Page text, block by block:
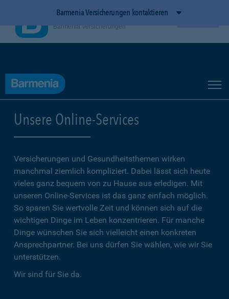
Barmenia Versicherungen kontaktieren
Unsere Online-Services
Versicherungen und Gesundheitsthemen wirken
manchmal ziemlich kompliziert. Dabei lässt sich heute
vieles ganz bequem von zu Hause aus erledigen. Mit
unseren Online-Services ist das ganz einfach möglich.
So sparen Sie wertvolle Zeit und können sich auf die
wichtigen Dinge im Leben konzentrieren. Für manche
Dinge wünschen Sie sich vielleicht einen konkreten
Ansprechpartner. Bei uns dürfen Sie wählen, wie wir Sie
unterstützen.
Wir sind für Sie da.
BarmeniaApp
Barmenia Versicherungen